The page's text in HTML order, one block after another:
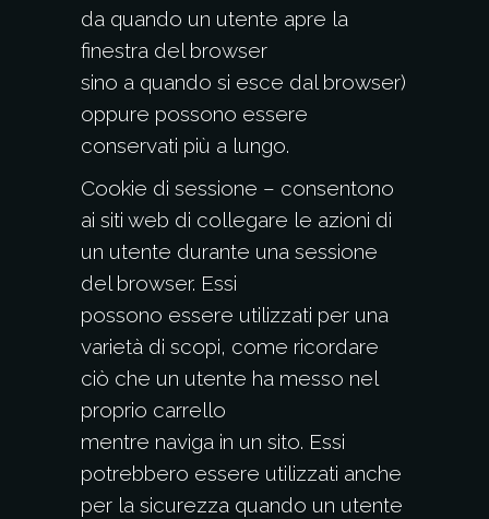
da quando un utente apre la
finestra del browser
sino a quando si esce dal browser)
oppure possono essere
conservati più a lungo.
Cookie di sessione – consentono
ai siti web di collegare le azioni di
un utente durante una sessione
del browser. Essi
possono essere utilizzati per una
varietà di scopi, come ricordare
ciò che un utente ha messo nel
proprio carrello
mentre naviga in un sito. Essi
potrebbero essere utilizzati anche
per la sicurezza quando un utente